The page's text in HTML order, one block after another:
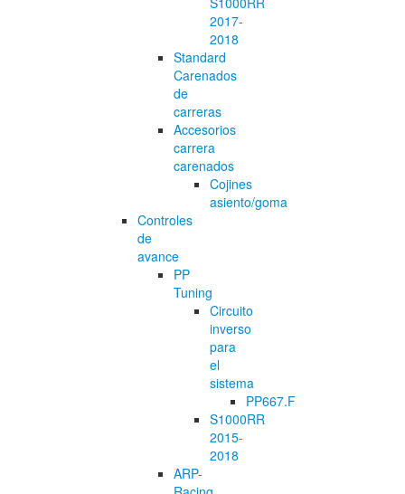
2017-
2018
Standard
Carenados
de
carreras
Accesorios
carrera
carenados
Cojines
asiento/goma
Controles
de
avance
PP
Tuning
Circuito
inverso
para
el
sistema
PP667.F
S1000RR
2015-
2018
ARP-